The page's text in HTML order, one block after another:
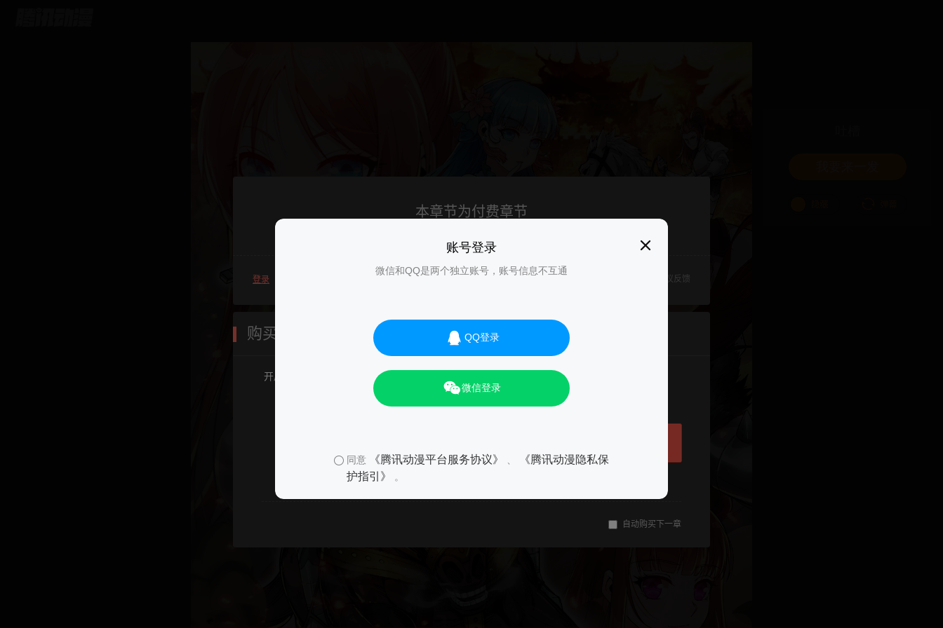
账号登录
微信和QQ是两个独立账号，账号信息不互通
QQ登录
微信登录
同意 《腾讯动漫平台服务协议》
《腾讯动漫隐私保
护指引》
。